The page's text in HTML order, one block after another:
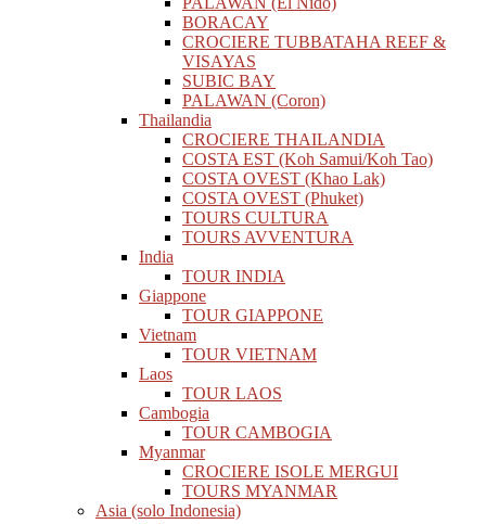
BORACAY
CROCIERE TUBBATAHA REEF &
VISAYAS
SUBIC BAY
PALAWAN (Coron)
Thailandia
CROCIERE THAILANDIA
COSTA EST (Koh Samui/Koh Tao)
COSTA OVEST (Khao Lak)
COSTA OVEST (Phuket)
TOURS CULTURA
TOURS AVVENTURA
India
TOUR INDIA
Giappone
TOUR GIAPPONE
Vietnam
TOUR VIETNAM
Laos
TOUR LAOS
Cambogia
TOUR CAMBOGIA
Myanmar
CROCIERE ISOLE MERGUI
TOURS MYANMAR
Asia (solo Indonesia)